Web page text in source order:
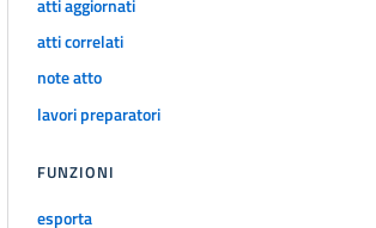
atti aggiornati
atti correlati
note atto
lavori preparatori
FUNZIONI
esporta